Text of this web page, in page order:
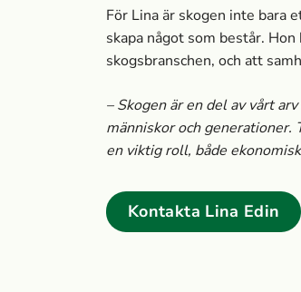
För Lina är skogen inte bara
skapa något som består.
skogsbranschen, och att
– Skogen är en del av vårt
människor och
en viktig roll, både
Kontakta Lina Edin